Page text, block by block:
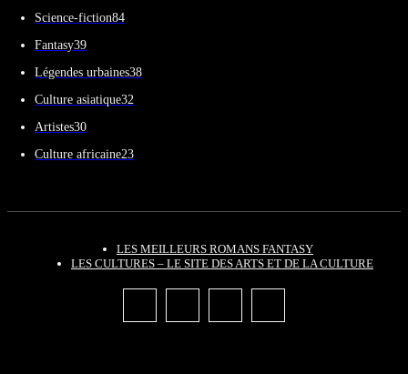
Science-fiction84
Fantasy39
Légendes urbaines38
Culture asiatique32
Artistes30
Culture africaine23
LES MEILLEURS ROMANS FANTASY
LES CULTURES – LE SITE DES ARTS ET DE LA CULTURE